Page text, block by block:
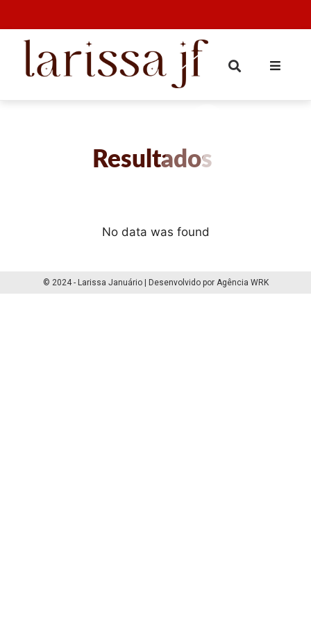
Resultados
No data was found
© 2024 - Larissa Januário | Desenvolvido por Agência WRK